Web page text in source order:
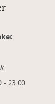
- 23.00